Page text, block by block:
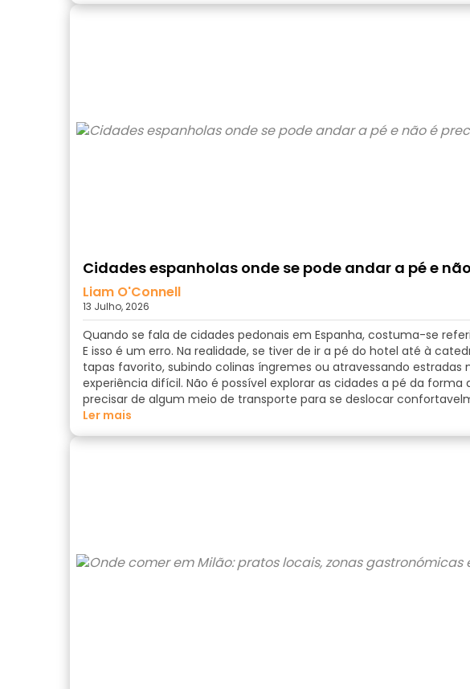
Cidades espanholas onde se pode andar a pé e
Liam O'Connell
13 Julho, 2026
Quando se fala de cidades pedonais em Espanha, costuma-se
E isso é um erro. Na realidade, se tiver de ir a pé do hotel até à
tapas favorito, subindo colinas íngremes ou atravessando estradas
experiência difícil. Não é possível explorar as cidades a pé da
precisar de algum meio de transporte para se deslocar
ler mais